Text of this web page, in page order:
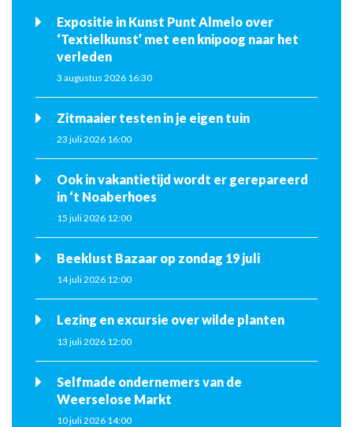
Expositie in Kunst Punt Almelo over
‘Textielkunst’ met een knipoog naar het
verleden
3 augustus 2026 16:30
Zitmaaier testen in je eigen tuin
23 juli 2026 16:00
Ook in vakantietijd wordt er gerepareerd
in ‘t Noaberhoes
15 juli 2026 12:00
Beeklust Bazaar op zondag 19 juli
14 juli 2026 12:00
Lezing en excursie over wilde planten
13 juli 2026 12:00
Selfmade ondernemers van de
Weerselose Markt
10 juli 2026 14:00